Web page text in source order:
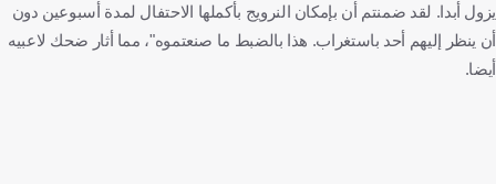
يزول أبدا. لقد ضمنتم أن بإمكان النرويج بأكملها الاحتفال لمدة أسبوعين دون
أن ينظر إليهم أحد باستغراب. هذا بالضبط ما صنعتموه"، مما أثار ضحك لاعبيه
أيضا.